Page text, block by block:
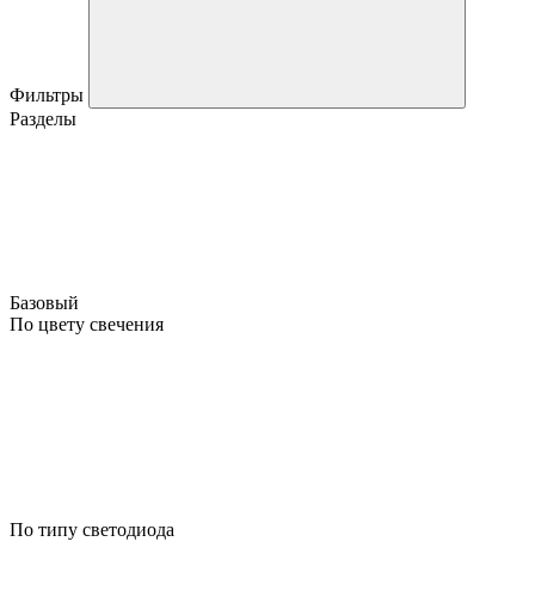
Фильтры
Разделы
Базовый
По цвету свечения
По типу светодиода